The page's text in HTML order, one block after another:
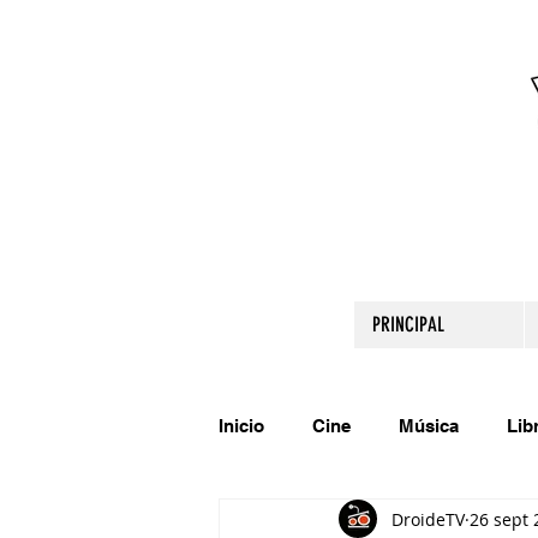
PRINCIPAL
Inicio Cine Música
Comparte tu talento
DroideTV 26 sept